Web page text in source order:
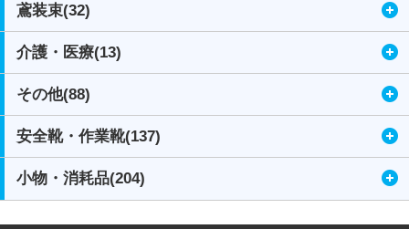
鳶装束(32)
介護・医療(13)
その他(88)
安全靴・作業靴(137)
小物・消耗品(204)